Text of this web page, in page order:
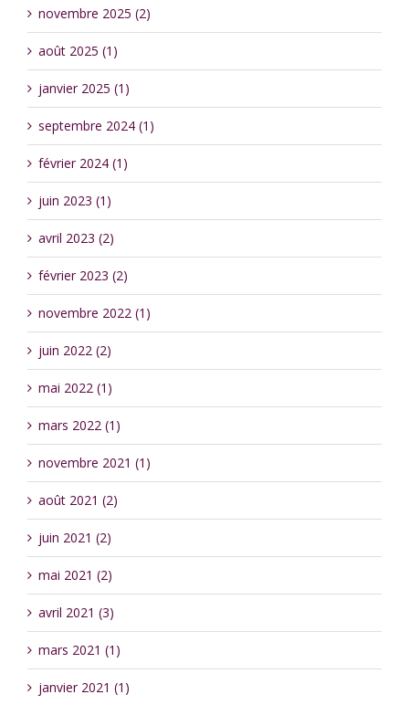
novembre 2025 (2)
août 2025 (1)
janvier 2025 (1)
septembre 2024 (1)
février 2024 (1)
juin 2023 (1)
avril 2023 (2)
février 2023 (2)
novembre 2022 (1)
juin 2022 (2)
mai 2022 (1)
mars 2022 (1)
novembre 2021 (1)
août 2021 (2)
juin 2021 (2)
mai 2021 (2)
avril 2021 (3)
mars 2021 (1)
janvier 2021 (1)